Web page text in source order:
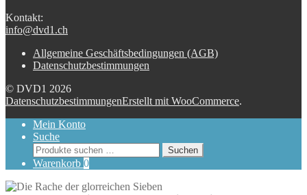
Kontakt:
info@dvd1.ch
Allgemeine Geschäftsbedingungen (AGB)
Datenschutzbestimmungen
© DVD1 2026
DatenschutzbestimmungenErstellt mit WooCommerce.
Mein Konto
Suche
Suchen
nach:
Suchen
Warenkorb 0